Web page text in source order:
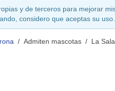
y de terceros para mejorar
considero que aceptas su uso.
Admiten mascotas La Sala